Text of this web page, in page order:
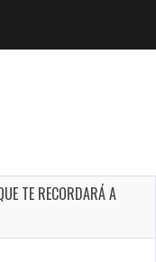
TE RECORDARÁ A